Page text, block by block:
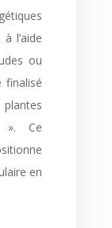
l’aide
ou
finalisé
». Ce
en